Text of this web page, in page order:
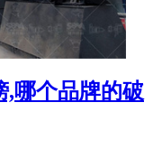
,哪个品牌的破